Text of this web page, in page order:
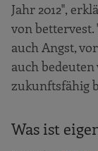
Jahr 2012",
von
auch Angst,
auch
zukunftsfähig
Was ist